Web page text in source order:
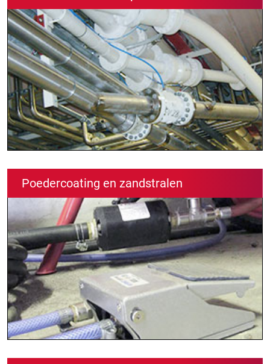
Poedercoating en zandstralen